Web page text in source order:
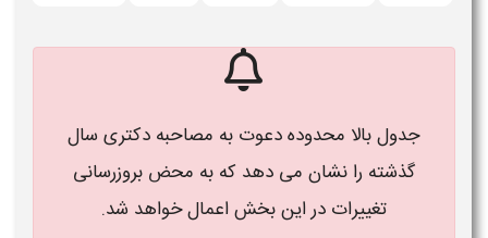
جدول بالا محدوده دعوت به مصاحبه دکتری سال
گذشته را نشان می دهد که به محض بروزرسانی
تغییرات در این بخش اعمال خواهد شد.